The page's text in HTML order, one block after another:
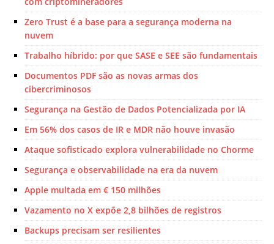
Zero Trust é a base para a segurança moderna na
nuvem
Trabalho híbrido: por que SASE e SEE são fundamentais
Documentos PDF são as novas armas dos
cibercriminosos
Segurança na Gestão de Dados Potencializada por IA
Em 56% dos casos de IR e MDR não houve invasão
Ataque sofisticado explora vulnerabilidade no Chorme
Segurança e observabilidade na era da nuvem
Apple multada em € 150 milhões
Vazamento no X expõe 2,8 bilhões de registros
Backups precisam ser resilientes